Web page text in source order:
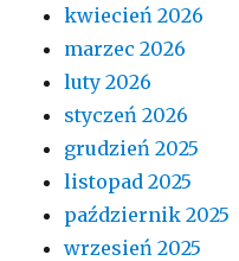
kwiecień 2026
marzec 2026
luty 2026
styczeń 2026
grudzień 2025
listopad 2025
październik 2025
wrzesień 2025